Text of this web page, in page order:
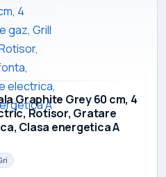
Graphite Grey 60 cm, 4
Rotisor, Gratare
Clasa energetica A